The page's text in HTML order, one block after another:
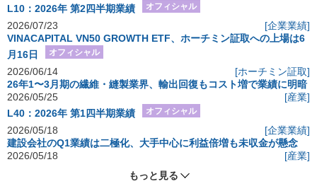
L10：2026年 第2四半期業績 オフィシャル
2026/07/23
[企業業績]
VINACAPITAL VN50 GROWTH ETF、ホーチミン証取への上場は6
月16日
オフィシャル
2026/06/14
[ホーチミン証取]
26年1〜3月期の繊維・縫製業界、輸出回復もコスト増で業績に明暗
2026/05/25
[産業]
L40：2026年 第1四半期業績
オフィシャル
2026/05/18
[企業業績]
建設会社のQ1業績は二極化、大手中心に利益倍増も未収金が懸念
2026/05/18
[産業]
もっと見る